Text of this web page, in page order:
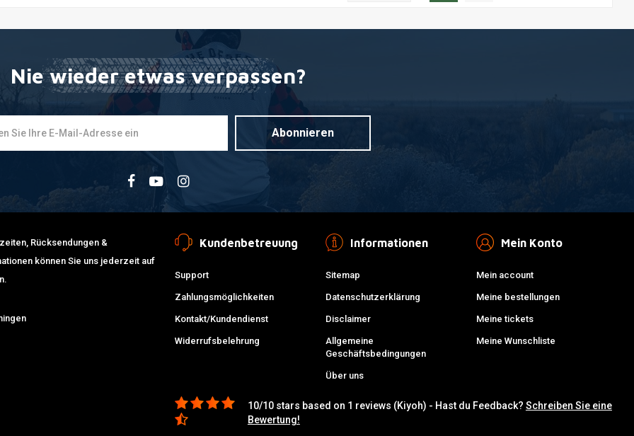
Nie wieder etwas verpassen?
Abonnieren
Rücksendungen &
können Sie uns jederzeit auf
Kundenbetreuung
Support
Zahlungsmöglichkeiten
Kontakt/Kundendienst
Widerrufsbelehrung
Informationen
Sitemap
Datenschutzerklärung
Disclaimer
Allgemeine
Geschäftsbedingungen
Über uns
Mein Konto
Mein account
Meine bestellungen
Meine tickets
Meine Wunschliste
10/10 stars based on 1 reviews (Kiyoh) - Hast du Feedback? Schreiben Sie eine
Bewertung!